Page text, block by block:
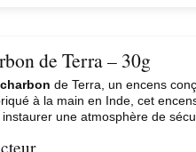
de Terra – 30g
charbon de Terra, un encens
à la main en Inde, cet
une atmosphère de